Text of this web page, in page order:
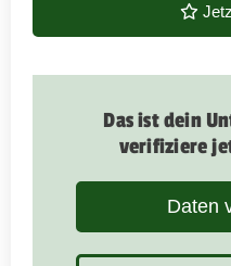
Das ist dein
verifiziere
Daten